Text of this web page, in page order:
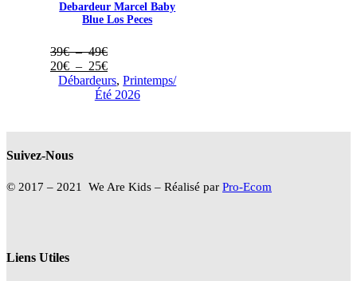
Debardeur Marcel Baby
Blue Los Peces
39€ – 49€Plage
de
prix :
39€
20€ – 25€Plage
de
prix :
Débardeurs,Printemps/
Été 2026
Liens Utiles
Suivez-Nous
© 2017 – 2021 We Are Kids – Réalisé par Pro-Ecom